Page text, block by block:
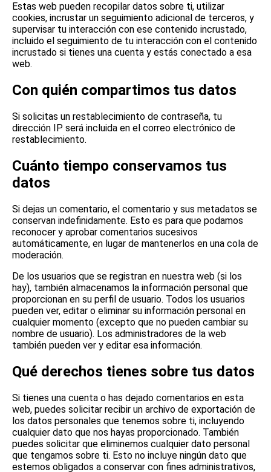
Estas web pueden recopilar datos sobre ti, utilizar
cookies, incrustar un seguimiento adicional de terceros, y
supervisar tu interacción con ese contenido incrustado,
incluido el seguimiento de tu interacción con el contenido
incrustado si tienes una cuenta y estás conectado a esa
web.
Con quién compartimos tus datos
Si solicitas un restablecimiento de contraseña, tu
dirección IP será incluida en el correo electrónico de
restablecimiento.
Cuánto tiempo conservamos tus
datos
Si dejas un comentario, el comentario y sus metadatos se
conservan indefinidamente. Esto es para que podamos
reconocer y aprobar comentarios sucesivos
automáticamente, en lugar de mantenerlos en una cola de
moderación.
De los usuarios que se registran en nuestra web (si los
hay), también almacenamos la información personal que
proporcionan en su perfil de usuario. Todos los usuarios
pueden ver, editar o eliminar su información personal en
cualquier momento (excepto que no pueden cambiar su
nombre de usuario). Los administradores de la web
también pueden ver y editar esa información.
Qué derechos tienes sobre tus datos
Si tienes una cuenta o has dejado comentarios en esta
web, puedes solicitar recibir un archivo de exportación de
los datos personales que tenemos sobre ti, incluyendo
cualquier dato que nos hayas proporcionado. También
puedes solicitar que eliminemos cualquier dato personal
que tengamos sobre ti. Esto no incluye ningún dato que
estemos obligados a conservar con fines administrativos,